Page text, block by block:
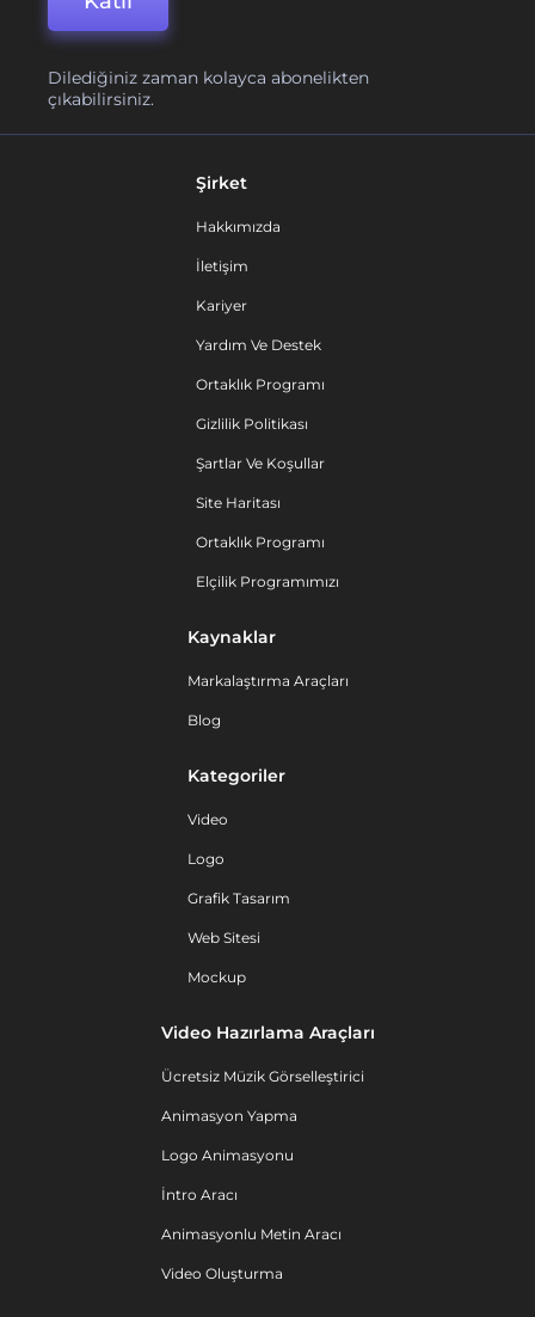
Dilediğiniz zaman kolayca abonelikten
çıkabilirsiniz.
Şirket
Hakkımızda
İletişim
Kariyer
Yardım Ve Destek
Ortaklık Programı
Gizlilik Politikası
Şartlar Ve Koşullar
Site Haritası
Ortaklık Programı
Elçilik Programımızı
Kaynaklar
Markalaştırma Araçları
Blog
Kategoriler
Video
Logo
Grafik Tasarım
Web Sitesi
Mockup
Video Hazırlama Araçları
Ücretsiz Müzik Görselleştirici
Animasyon Yapma
Logo Animasyonu
İntro Aracı
Animasyonlu Metin Aracı
Video Oluşturma